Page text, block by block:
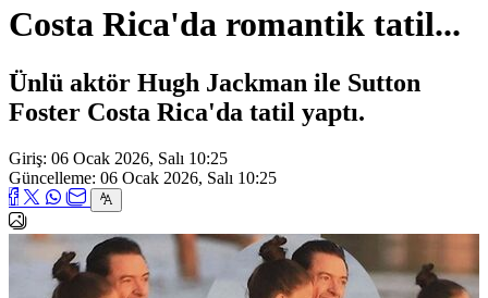
Costa Rica'da romantik tatil...
Ünlü aktör Hugh Jackman ile Sutton
Foster Costa Rica'da tatil yaptı.
Giriş: 06 Ocak 2026, Salı 10:25
Güncelleme: 06 Ocak 2026, Salı 10:25